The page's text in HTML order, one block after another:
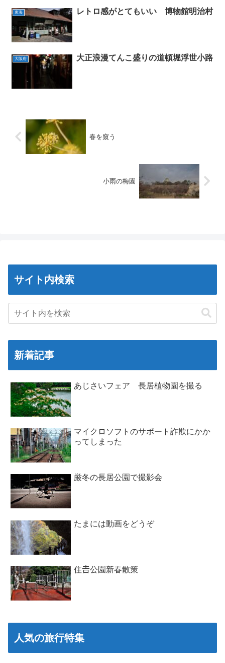
東海 レトロ感がとてもいい 博物館明治村
大阪府 大正浪漫てんこ盛りの道頓堀浮世小路
春を窺う
小雨の梅園
サイト内検索
新着記事
あじさいフェア 長居植物園を撮る
マイクロソフトのサポート詐欺にかか
ってしまった
厳冬の長居公園で撮影会
たまには動画をどうぞ
住𠮷公園新春散策
人気の旅行特集